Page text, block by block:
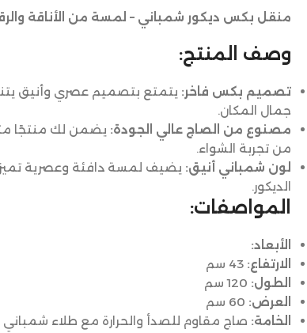
منقل بكس ديكور شمباني – لمسة من الأناقة
وصف المنتج:
تصميم بكس فاخر: يتمتع بتصميم عصري وأنيق
جمال المكان.
مصنوع من الصاج عالي الجودة: يضمن لك منتجًا
من تجربة الشواء.
لون شمباني أنيق: يضيف لمسة دافئة وعصرية
الديكور.
المواصفات:
الأبعاد:
الارتفاع:
الطول:
العرض:
الخامة: صاج مقاوم للصدأ والحرارة مع طلاء شمباني